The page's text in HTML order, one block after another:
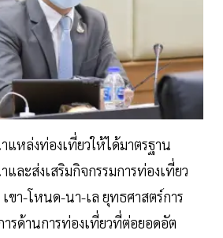
หล่งท่องเที่ยวให้ได้มาตรฐาน
ละส่งเสริมกิจกรรมการท่องเที่ยว
เขา-โหนด-นา-เล ยุทธศาสตร์การ
ด้านการท่องเที่ยวที่ต่อยอดอัต